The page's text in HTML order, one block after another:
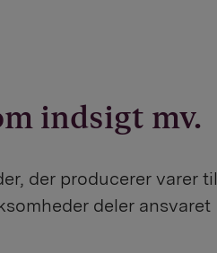
indsigt mv.
der producerer varer til
deler ansvaret